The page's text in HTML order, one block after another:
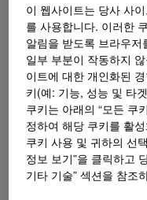
무엇입니까
Silicone Sealant?
이 웹사이트는 당사 사
를 사용합니다. 이러한
알림을 받도록 브라우
일부 부분이 작동하지
이트에 대한 개인화된
키(예: 기능, 성능 및 타
쿠키는 아래의 “모든 쿠
정하여 해당 쿠키를 활
쿠키 사용 및 귀하의 선
정보 보기”을 클릭하고
기타 기술” 섹션을 참조